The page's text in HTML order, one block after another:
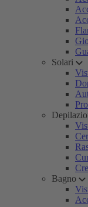
Solari
Bagno